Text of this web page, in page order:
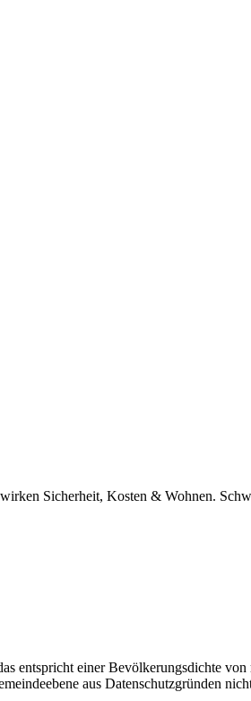
Sicherheit, Kosten & Wohnen.
entspricht einer Bevölkerungsdichte
aus Datenschutzgründen